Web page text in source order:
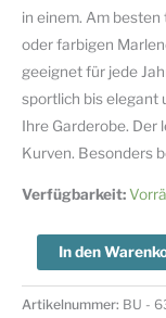
in einem. Am
oder farbigen
geeignet für jede
sportlich bis elegant
Ihre Garderobe. Der
Kurven. Besonders
Verfügbarkeit:
Burda
Style
Schnittmuster
In den
Artikelnummer: BU -